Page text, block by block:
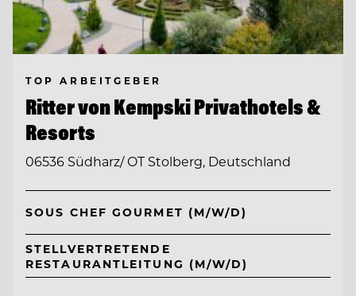
TOP ARBEITGEBER
Ritter von Kempski Privathotels &
Resorts
06536 Südharz/ OT Stolberg, Deutschland
SOUS CHEF GOURMET (M/W/D)
STELLVERTRETENDE
RESTAURANTLEITUNG (M/W/D)